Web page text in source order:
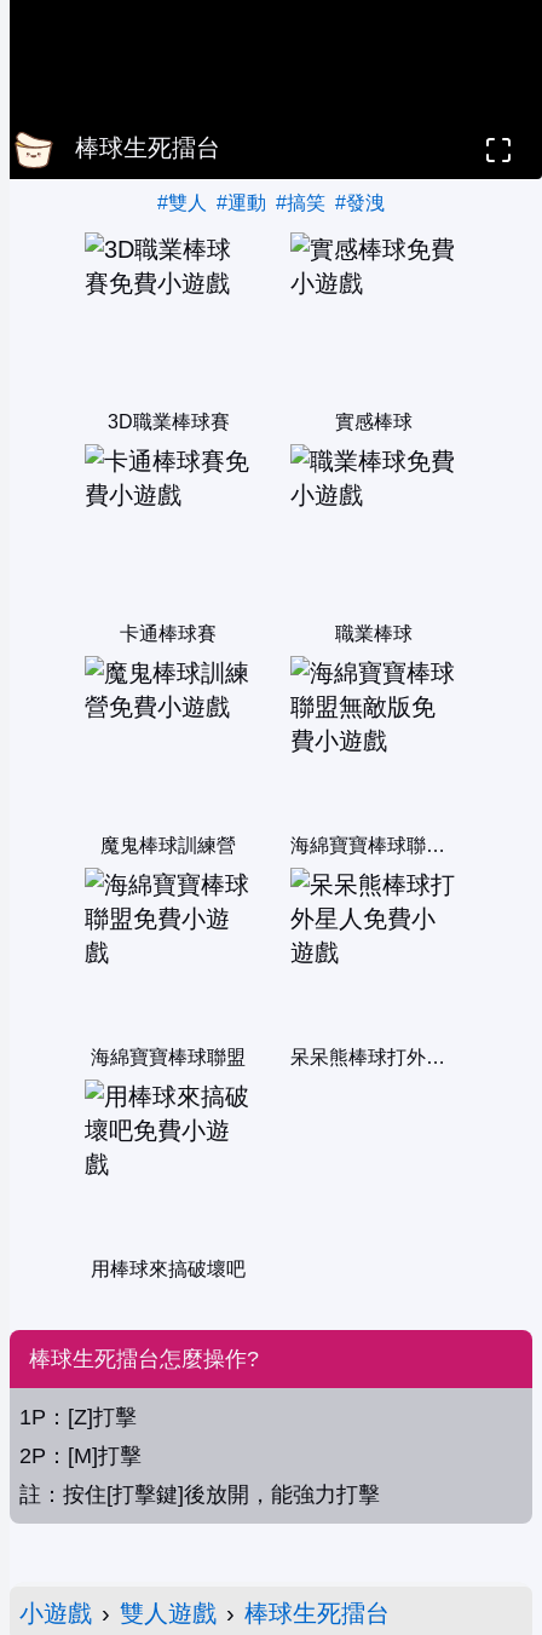
棒球生死擂台
#雙人 #運動 #搞笑 #發洩
3D職業棒球賽 實感棒球
卡通棒球賽 職業棒球
魔鬼棒球訓練營 海綿寶寶棒球聯盟無敵版
海綿寶寶棒球聯盟 呆呆熊棒球打外星人
用棒球來搞破壞吧
棒球生死擂台怎麼操作?
1P：[Z]打擊
2P：[M]打擊
註：按住[打擊鍵]後放開，能強力打擊
小遊戲 › 雙人遊戲 › 棒球生死擂台